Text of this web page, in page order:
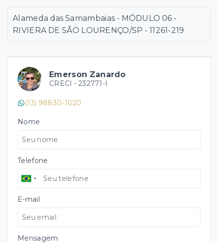
Emerson Zanardo
CRECI - 232771-I
(13) 98830-1020
Nome
Telefone
E-mail
Mensagem
Alameda das Samambaias - MÓDULO 06 -
RIVIERA DE SÃO LOURENÇO/SP - 11261-219